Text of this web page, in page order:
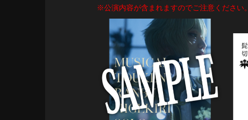
※公演内容が含まれますのでご注意ください。